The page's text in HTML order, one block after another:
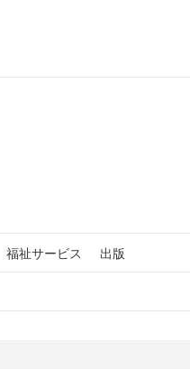
福祉サービス 出版